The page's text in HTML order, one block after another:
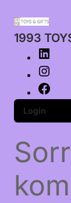
1993
Login